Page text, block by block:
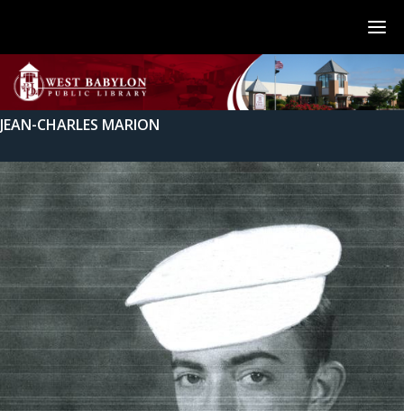
JEAN-CHARLES MARION